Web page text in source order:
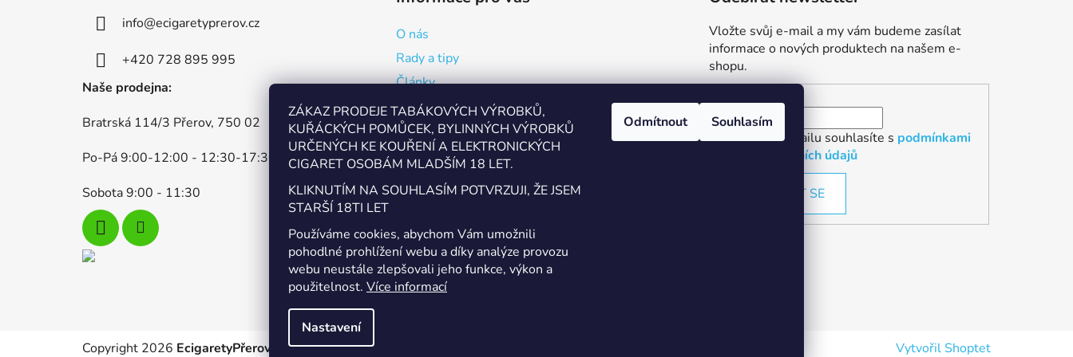
ZÁKAZ PRODEJE TABÁKOVÝCH VÝROBKŮ,
KUŘÁCKÝCH POMŮCEK, BYLINNÝCH VÝROBKŮ
URČENÝCH KE KOUŘENÍ A ELEKTRONICKÝCH
CIGARET OSOBÁM MLADŠÍM 18 LET.
KLIKNUTÍM NA SOUHLASÍM POTVRZUJI, ŽE JSEM
STARŠÍ 18TI LET
Používáme cookies, abychom Vám umožnili
pohodlné prohlížení webu a díky analýze provozu
webu neustále zlepšovali jeho funkce, výkon a
použitelnost. Více informací
Nastavení
Odmítnout Souhlasím
info@ecigaretyprerov.cz
+420 728 895 995
Naše prodejna:
Bratrská 114/3 Přerov, 750 02
Po-Pá 9:00-12:00 - 12:30-17:30
Sobota 9:00 - 11:30
O nás
Rady a tipy
Články
Reklamační formulář
Kde vapovat v Přerově?
Kalkulačka pro míchání
Zásady zpracování osobních údajů
Obchodní podmínky a podmínky užití webu
Kontakty
Vložte svůj e-mail a my vám budeme zasílat
informace o nových produktech na našem e-
shopu.
Vložením e-mailu souhlasíte s podmínkami
ochrany osobních údajů
PŘIHLÁSIT SE
Vytvořil Shoptet
Copyright 2026 EcigaretyPřerov.cz . Všechna práva vyhrazena.